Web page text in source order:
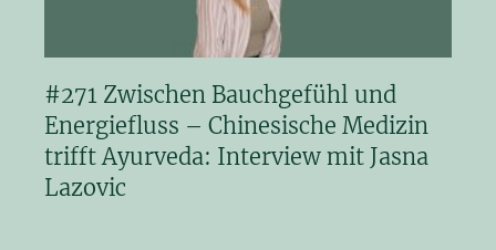
#271 Zwischen Bauchgefühl und
Energiefluss – Chinesische Medizin
trifft Ayurveda: Interview mit Jasna
Lazovic